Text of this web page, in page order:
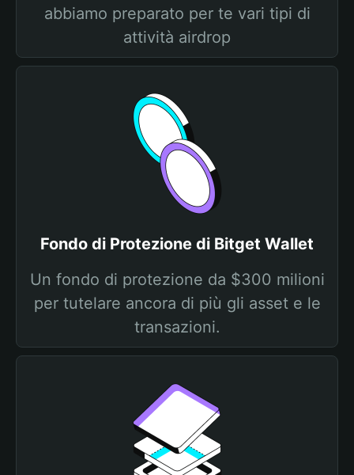
abbiamo preparato per te vari tipi di
attività airdrop
Fondo di Protezione di Bitget Wallet
Un fondo di protezione da $300 milioni
per tutelare ancora di più gli asset e le
transazioni.